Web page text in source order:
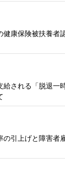
健康保険被扶養者
給される「脱退一
の引上げと障害者